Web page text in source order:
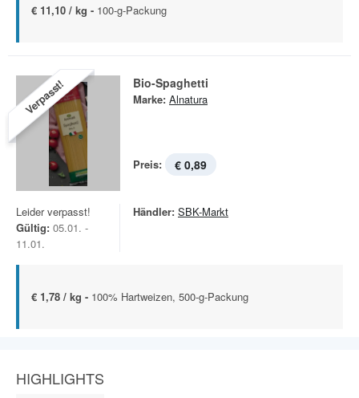
€ 11,10 / kg - 100-g-Packung
Verpasst! Bio-Spaghetti
Marke: Alnatura
Preis: € 0,89
Leider verpasst!
Gültig: 05.01. -
11.01.
Händler: SBK-Markt
€ 1,78 / kg - 100% Hartweizen, 500-g-Packung
HIGHLIGHTS